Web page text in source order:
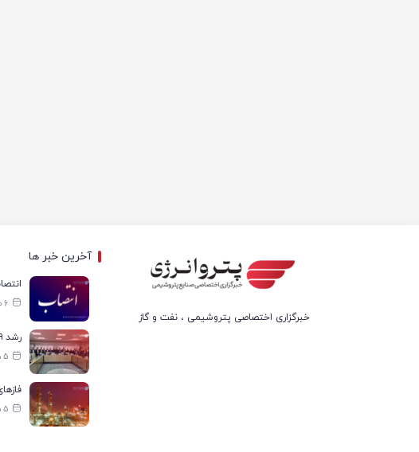
خبرگزاری اختصاصی پتروشیمی ، نفت و گاز
آخرین خبر ها
6 مرداد 1405 - ۱۰:۱۳
5 مرداد 1405 - ۱۴:۲۹
5 مرداد 1405 - ۱۴:۱۴